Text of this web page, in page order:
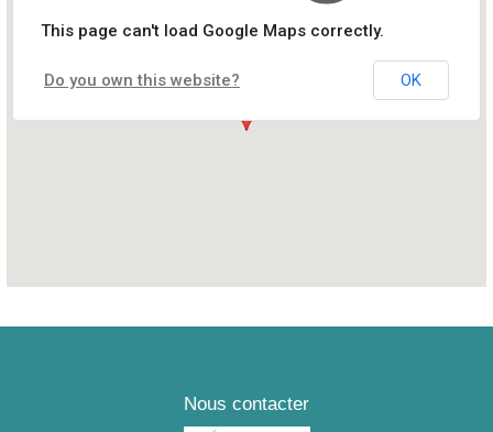
A Casa di e Scenze, rue Pierre et Marie Curie
This page can't load Google Maps correctly.
Do you own this website? OK
Nous contacter